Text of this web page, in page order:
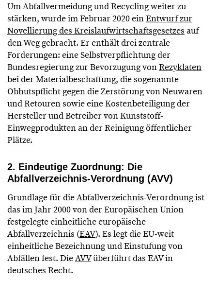
Um Abfallvermeidung und Recycling weiter zu
stärken, wurde im Februar 2020 einEntwurf zur
Novellierung des Kreislaufwirtschaftsgesetzes auf
den Weg gebracht. Er enthält drei zentrale
Forderungen: eine Selbstverpflichtung der
Bundesregierung zur Bevorzugung vonRezyklaten
bei der Materialbeschaffung, die sogenannte
Obhutspflicht gegen die Zerstörung von Neuwaren
und Retouren sowie eine Kostenbeteiligung der
Hersteller und Betreiber von Kunststoff-
Einwegprodukten an der Reinigung öffentlicher
Plätze.
2. Eindeutige Zuordnung: Die
Abfallverzeichnis-Verordnung (AVV)
Grundlage für dieAbfallverzeichnis-Verordnungist
das im Jahr 2000 von der Europäischen Union
festgelegte einheitliche europäische
Abfallverzeichnis (EAV). Es legt die EU-weit
einheitliche Bezeichnung und Einstufung von
Abfällen fest. DieAVVüberführt das EAV in
deutsches Recht.